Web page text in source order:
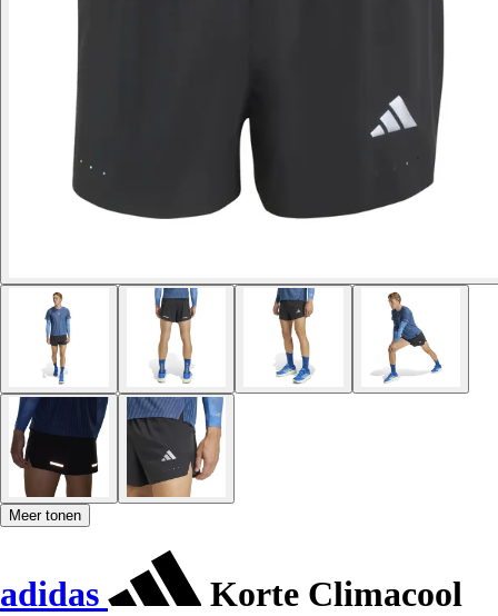
Meer tonen
adidas Korte Climacool